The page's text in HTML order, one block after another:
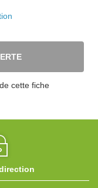
cette fiche